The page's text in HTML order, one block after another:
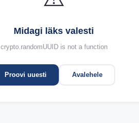
Midagi läks valesti
crypto.randomUUID is not a function
Proovi uuesti Avalehele